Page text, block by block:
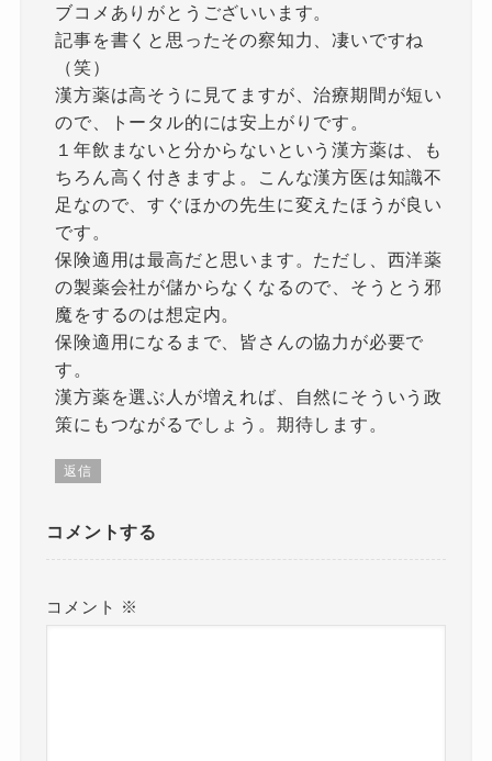
ブコメありがとうございいます。
記事を書くと思ったその察知力、凄いですね
（笑）
漢方薬は高そうに見てますが、治療期間が短い
ので、トータル的には安上がりです。
１年飲まないと分からないという漢方薬は、も
ちろん高く付きますよ。こんな漢方医は知識不
足なので、すぐほかの先生に変えたほうが良い
です。
保険適用は最高だと思います。ただし、西洋薬
の製薬会社が儲からなくなるので、そうとう邪
魔をするのは想定内。
保険適用になるまで、皆さんの協力が必要で
す。
漢方薬を選ぶ人が増えれば、自然にそういう政
策にもつながるでしょう。期待します。
返信
コメントする
コメント ※